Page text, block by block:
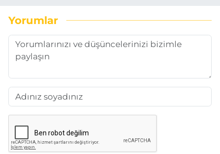
Yorumlar